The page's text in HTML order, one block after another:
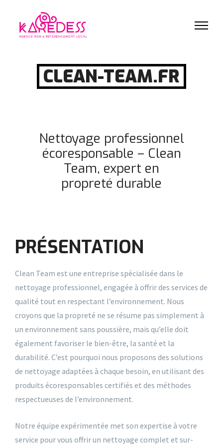
CLEAN-TEAM.FR
Nettoyage professionnel
écoresponsable – Clean
Team, expert en
propreté durable
PRÉSENTATION
Clean Team est une entreprise spécialisée dans le
nettoyage professionnel, engagée à offrir des services de
qualité tout en respectant l’environnement. Nous
croyons que la propreté ne se résume pas simplement à
un environnement sans poussière, mais qu’elle doit
également favoriser le bien-être, la santé et la
durabilité. C’est pourquoi nous proposons des solutions
de nettoyage adaptées à chaque besoin, en utilisant des
produits écoresponsables certifiés et des méthodes
respectueuses de l’environnement.
Notre équipe expérimentée met son expertise à votre
service pour vous offrir un nettoyage complet et sur-